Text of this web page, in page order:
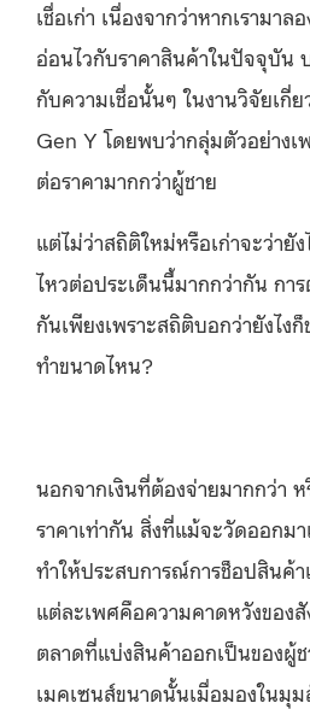
เชื่อเก่า เนื่องจากว่าหากเรามา
อ่อนไวกับราคาสินค้าในปัจจุบัน
กับความเชื่อนั้นๆ ในงานวิจัยเกี่
Gen Y โดยพบว่ากลุ่มตัวอย่าง
ต่อราคามากกว่าผู้ชาย
แต่ไม่ว่าสถิติใหม่หรือเก่าจะว่ายั
ไหวต่อประเด็นนี้มากกว่ากัน กา
กันเพียงเพราะสถิติบอกว่ายังไง
ทำขนาดไหน?
นอกจากเงินที่ต้องจ่ายมากกว่า
ราคาเท่ากัน สิ่งที่แม้จะวัดออกม
ทำให้ประสบการณ์การช็อปสินค้า
แต่ละเพศคือความคาดหวังของ
ตลาดที่แบ่งสินค้าออกเป็นของผู้
เมคเซนส์ขนาดนั้นเมื่อมองในมุ